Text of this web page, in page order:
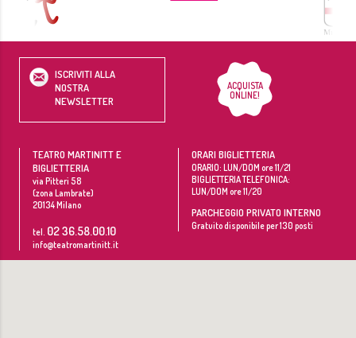
ISCRIVITI ALLA
NOSTRA
NEWSLETTER
ACQUISTA
ONLINE!
TEATRO MARTINITT E
BIGLIETTERIA
via Pitteri 58
(zona Lambrate)
20134Milano
tel. 02 36.58.00.10
info@teatromartinitt.it
ORARI BIGLIETTERIA
ORARIO: LUN/DOM ore 11/21
BIGLIETTERIA TELEFONICA:
LUN/DOM ore 11/20
PARCHEGGIO PRIVATO INTERNO
Gratuito disponibile per 130 posti